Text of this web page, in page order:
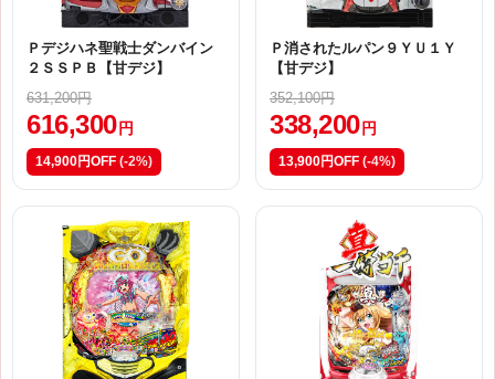
Ｐデジハネ聖戦士ダンバイン
２ＳＳＰＢ【甘デジ】
631,200円
616,300 円
14,900円OFF (-2%)
Ｐ消されたルパン９ＹＵ１Ｙ
【甘デジ】
352,100円
338,200 円
13,900円OFF (-4%)